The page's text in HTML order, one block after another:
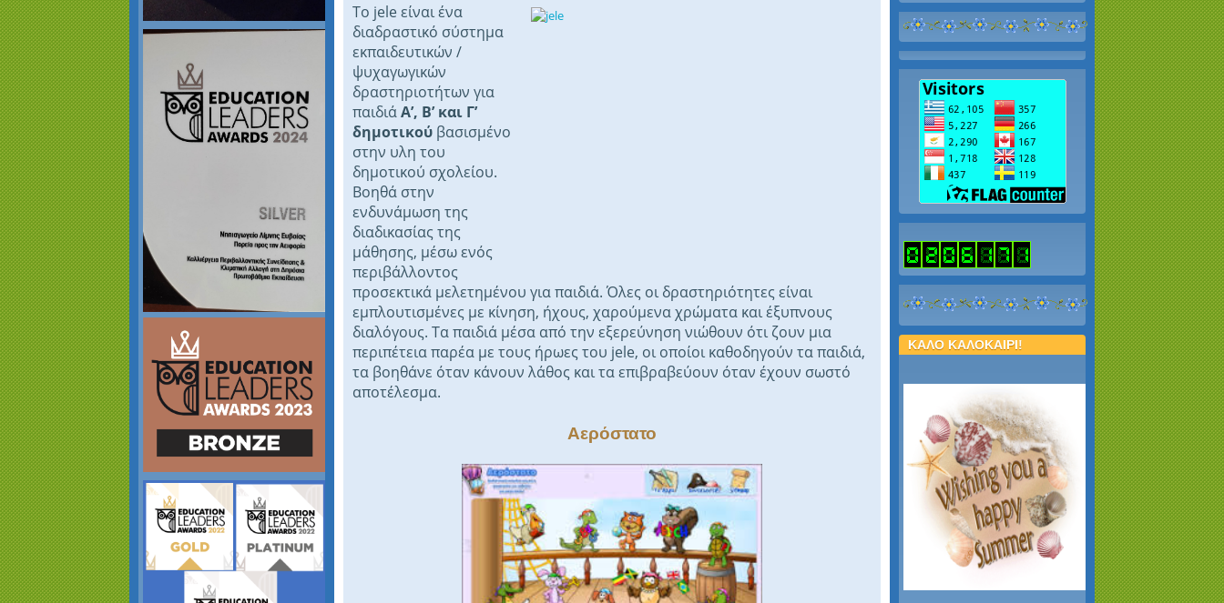
Το jele είναι ένα
διαδραστικό σύστημα
εκπαιδευτικών /
ψυχαγωγικών
δραστηριοτήτων για
παιδιάΑ’, Β’ και Γ’
δημοτικού βασισμένο
στην υλη του
δημοτικού σχολείου.
Βοηθά στην
ενδυνάμωση της
διαδικασίας της
μάθησης, μέσω ενός
περιβάλλοντος
προσεκτικά μελετημένου για παιδιά. Όλες οι δραστηριότητες είναι
εμπλουτισμένες με κίνηση, ήχους, χαρούμενα χρώματα και έξυπνους
διαλόγους. Τα παιδιά μέσα από την εξερεύνηση νιώθουν ότι ζουν μια
περιπέτεια παρέα με τους ήρωες του jele, οι οποίοι καθοδηγούν τα παιδιά,
τα βοηθάνε όταν κάνουν λάθος και τα επιβραβεύουν όταν έχουν σωστό
αποτέλεσμα.
Αερόστατο
ΚΑΛΟ ΚΑΛΟΚΑΙΡΙ!